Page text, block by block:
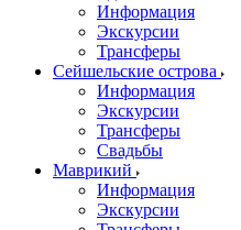
Информация
Экскурсии
Трансферы
Сейшельские острова
Информация
Экскурсии
Трансферы
Свадьбы
Маврикий
Информация
Экскурсии